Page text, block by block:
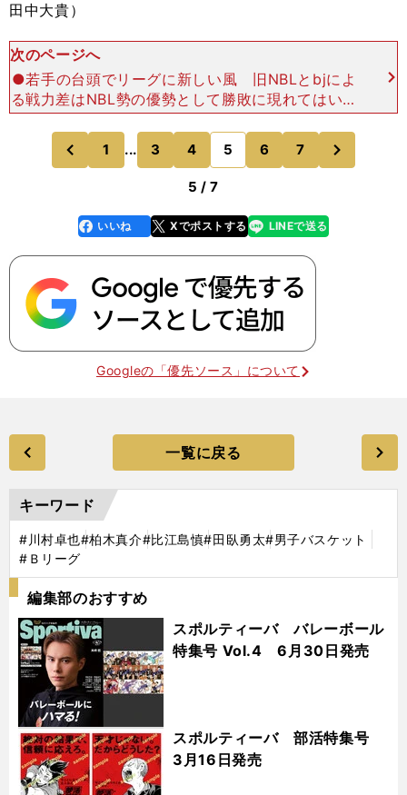
田中大貴）
次のページへ
●若手の台頭でリーグに新しい風 旧NBLとbjによ
る戦力差はNBL勢の優勢として勝敗に現れてはいる
が、序盤戦の傾向として目立つのは、25歳前後の
新戦力の台頭だ。B1が18チームになったことから
出場機
前
1 ... 3 4 5 6 7
のページへ
5 / 7
faceboo
k
いいね Xでポストする
line LINEで送る
Googleの「優先ソース」について
一覧に戻る
キーワード
#川村卓也#柏木真介#比江島慎#田臥勇太#男子バスケット
#Ｂリーグ
編集部のおすすめ
スポルティーバ バレーボール
特集号 Vol.4 6月30日発売
スポルティーバ 部活特集号
3月16日発売